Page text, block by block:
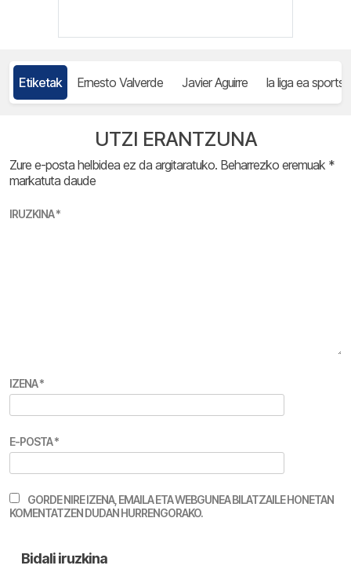
Etiketak Ernesto Valverde Javier Aguirre la liga ea sports
UTZI ERANTZUNA
Zure e-posta helbidea ez da argitaratuko. Beharrezko eremuak *
markatuta daude
IRUZKINA*
IZENA*
E-POSTA*
GORDE NIRE IZENA, EMAILA ETA WEBGUNEA BILATZAILE HONETAN
KOMENTATZEN DUDAN HURRENGORAKO.